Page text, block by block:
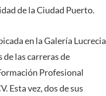
de la Ciudad Puerto.
en la Galería Lucrecia
las carreras de
Profesional
Esta vez, dos de sus